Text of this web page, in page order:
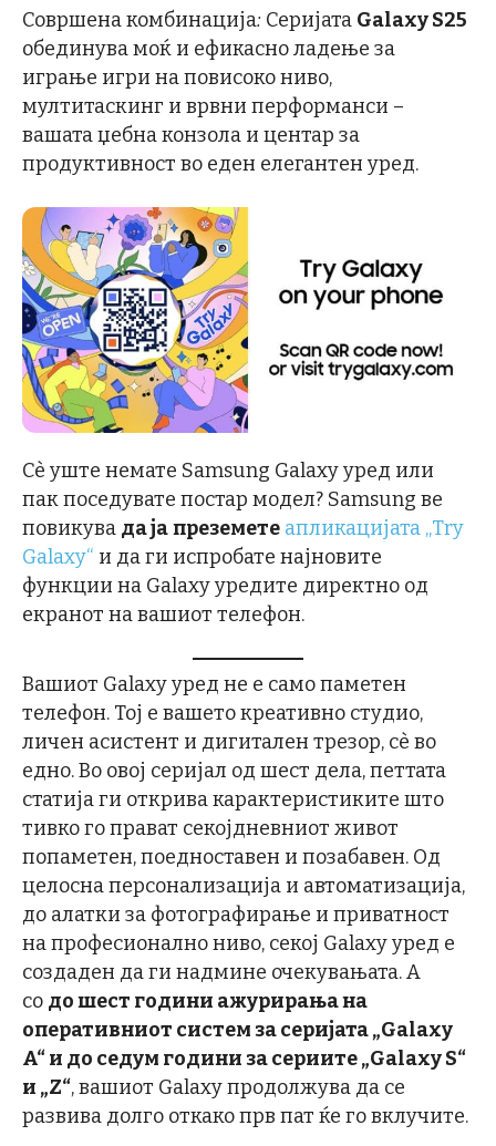
Совршена комбинација: Серијата Galaxy S25
обединува моќ и ефикасно ладење за
играње игри на повисоко ниво,
мултитаскинг и врвни перформанси –
вашата џебна конзола и центар за
продуктивност во еден елегантен уред.
Сѐ уште немате Samsung Galaxy уред или
пак поседувате постар модел? Samsung ве
повикува да јапреземете апликацијата „Try
Galaxy“ и да ги испробате најновите
функции на Galaxy уредите директно од
екранот на вашиот телефон.
Вашиот Galaxy уред не е само паметен
телефон. Тој е вашето креативно студио,
личен асистент и дигитален трезор, сè во
едно. Во овој серијал од шест дела, петтата
статија ги открива карактеристиките што
тивко го прават секојдневниот живот
попаметен, поедноставен и позабавен. Од
целосна персонализација и автоматизација,
до алатки за фотографирање и приватност
на професионално ниво, секој Galaxy уред е
создаден да ги надмине очекувањата. А
со до шест години ажурирања на
оперативниот систем за серијата „Galaxy
A“ и до седум години за сериите „Galaxy S“
и „Z“, вашиот Galaxy продолжува да се
развива долго откако прв пат ќе го вклучите.